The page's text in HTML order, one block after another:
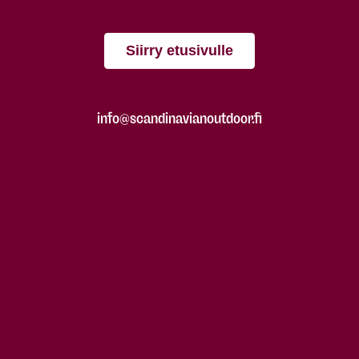
Siirry etusivulle
info@scandinavianoutdoor.fi